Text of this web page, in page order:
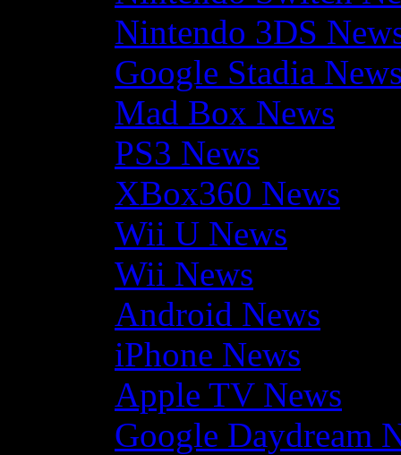
Nintendo 3DS
Google Stadia
Mad Box News
PS3 News
XBox360 News
Wii U News
Wii News
Android News
iPhone News
Apple TV News
Google Daydream